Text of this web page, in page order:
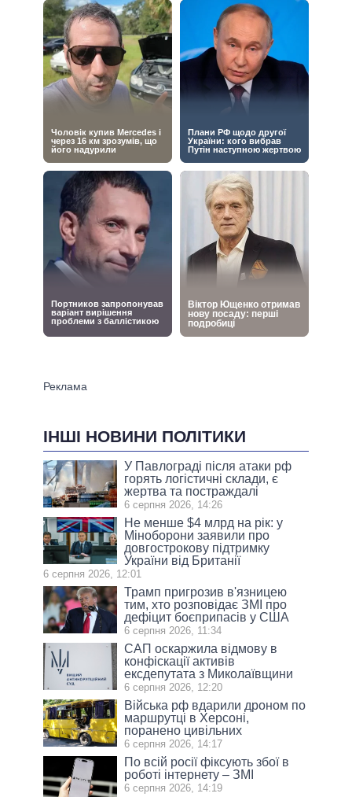
ІНШІ НОВИНИ ПОЛІТИКИ
У Павлограді після атаки рф
горять логістичні склади, є
жертва та постраждалі
6 серпня 2026, 14:26
Не менше $4 млрд на рік: у
Міноборони заявили про
довгострокову підтримку
України від Британії
6 серпня 2026, 12:01
Трамп пригрозив в'язницею
тим, хто розповідає ЗМІ про
дефіцит боєприпасів у США
6 серпня 2026, 11:34
САП оскаржила відмову в
конфіскації активів
ексдепутата з Миколаївщини
6 серпня 2026, 12:20
Війська рф вдарили дроном по
маршрутці в Херсоні,
поранено цивільних
6 серпня 2026, 14:17
По всій росії фіксують збої в
роботі інтернету – ЗМІ
6 серпня 2026, 14:19